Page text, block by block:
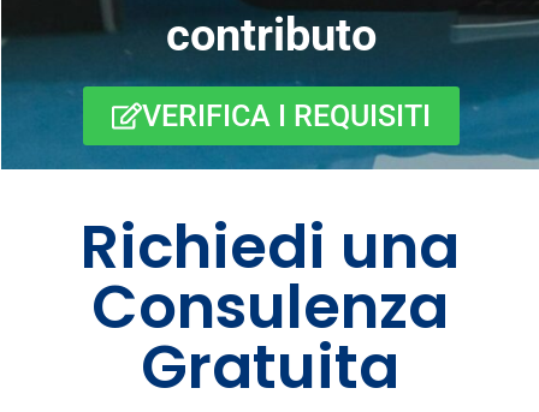
contributo
VERIFICA I REQUISITI
Richiedi una
Consulenza
Gratuita